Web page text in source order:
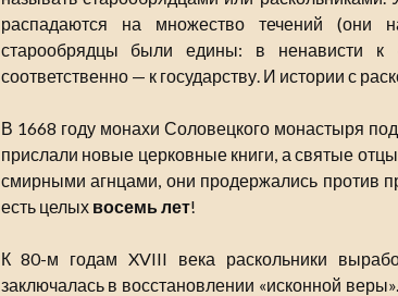
распадаются на множество течений (они
старообрядцы были едины: в ненависти к
соответственно — к государству. И истории с
В 1668 году монахи Соловецкого монастыря
прислали новые церковные книги, а святые
смирными агнцами, они продержались против
есть целых восемь лет!
К 80-м годам XVIII века раскольники
заключалась в восстановлении «исконной